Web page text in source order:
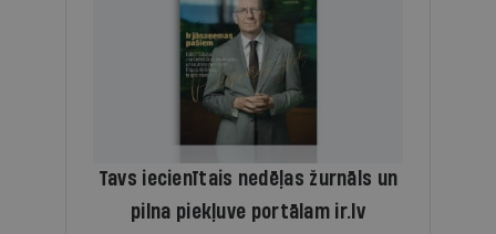
Tavs iecienītais nedēļas žurnāls un
pilna piekļuve portālam ir.lv